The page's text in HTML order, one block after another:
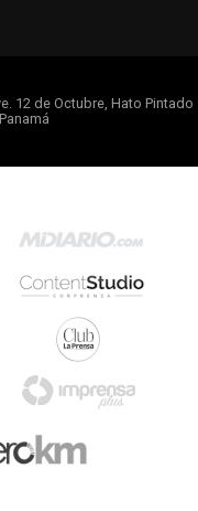
12 de Octubre, Hato Pintado